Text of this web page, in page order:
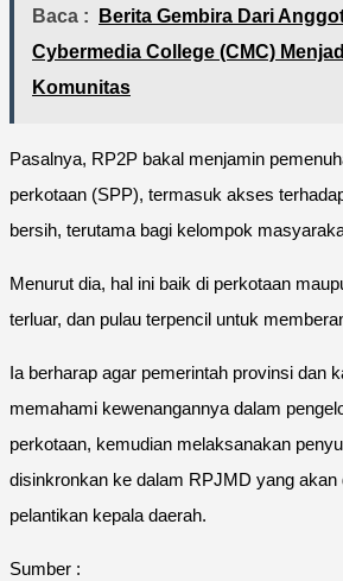
Baca :
Berita Gembira Dari
Cybermedia College (CMC)
Komunitas
Pasalnya, RP2P bakal menjamin
perkotaan (SPP), termasuk akses
bersih, terutama bagi kelompok
Menurut dia, hal ini baik di perkotaan
terluar, dan pulau terpencil untuk
Ia berharap agar pemerintah provinsi dan
memahami kewenangannya dalam
perkotaan, kemudian melaksanakan
disinkronkan ke dalam RPJMD yang akan
pelantikan kepala daerah.
Sumber :